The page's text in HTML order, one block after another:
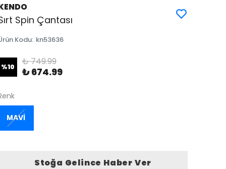
Spin Çantası
Kodu: kn53636
%10 ₺ 749.99
₺ 674.99
MAVİ
Stoğa Gelince Haber Ver